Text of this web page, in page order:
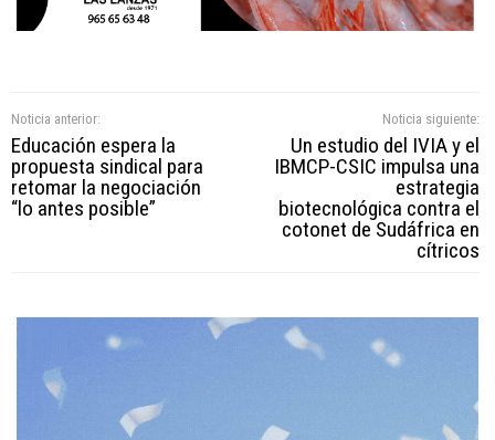
Noticia anterior:
Educación espera la
propuesta sindical para
retomar la negociación
“lo antes posible”
Noticia siguiente:
Un estudio del IVIA y el
IBMCP-CSIC impulsa una
estrategia
biotecnológica contra el
cotonet de Sudáfrica en
cítricos